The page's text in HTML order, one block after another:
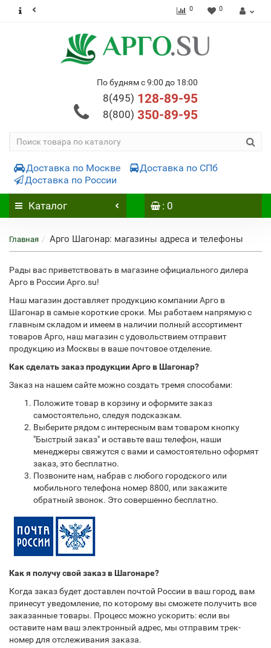
0 0
По будням с 9:00 до 18:00
8(495) 128-89-95
8(800) 350-89-95
Доставка по Москве
Доставка по СПб
Доставка по России
Каталог : 0
Главная Арго Шагонар: магазины адреса и телефоны
Рады вас приветствовать в магазине официального дилера
Арго в России Арго.su!
Наш магазин доставляет продукцию компании Арго в
Шагонар в самые короткие сроки. Мы работаем напрямую с
главным складом и имеем в наличии полный ассортимент
товаров Арго, наш магазин с удовольствием отправит
продукцию из Москвы в ваше почтовое отделение.
Как сделать заказ продукции Арго в Шагонар?
Заказ на нашем сайте можно создать тремя способами:
Положите товар в корзину и оформите заказ
самостоятельно, следуя подсказкам.
Выберите рядом с интересным вам товаром кнопку
"Быстрый заказ" и оставьте ваш телефон, наши
менеджеры свяжутся с вами и самостоятельно оформят
заказ, это бесплатно.
Позвоните нам, набрав с любого городского или
мобильного телефона номер 8800, или закажите
обратный звонок. Это совершенно бесплатно.
Как я получу свой заказ в Шагонаре?
Когда заказ будет доставлен почтой России в ваш город, вам
принесут уведомление, по которому вы сможете получить все
заказанные товары. Процесс можно ускорить: если вы
оставите нам ваш электронный адрес, мы отправим трек-
номер для отслеживания заказа.